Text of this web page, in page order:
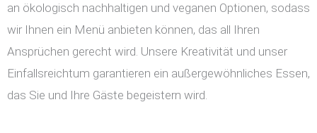
an ökologisch nachhaltigen und veganen Optionen, sodass
wir Ihnen ein Menü anbieten können, das all Ihren
Ansprüchen gerecht wird. Unsere Kreativität und unser
Einfallsreichtum garantieren ein außergewöhnliches Essen,
das Sie und Ihre Gäste begeistern wird.